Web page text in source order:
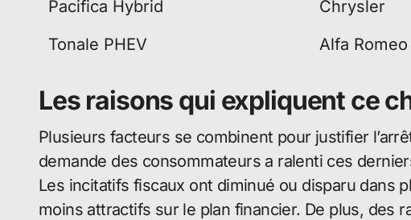
Pacifica Hybrid
Chrysler
Tonale PHEV
Alfa Romeo
Les raisons qui expliquent ce
Plusieurs facteurs se combinent pour justifier
demande des consommateurs a ralenti ces
Les incitatifs fiscaux ont diminué ou disparu dans
moins attractifs sur le plan financier. De plus, des